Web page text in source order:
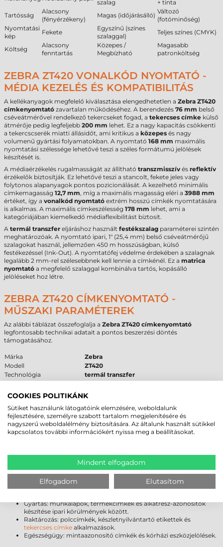
szalag
+ tinta
Tartósság
Alacsony
(fényérzékeny)
Magas (időjárásálló)
Változó
(fotóminőség)
Nyomtatási
kép
Fekete
Egyszínű (színes
szalaggal)
Teljes színes (CMYK)
Költség
Alacsony
fenntartás
Közepes /
Megbízható
Magasabb
patronköltség
ZEBRA ZT420 VONALKÓD NYOMTATÓ -
MÉDIA KEZELÉS ÉS KOMPATIBILITÁS
A kellékanyagok megfelelő kiválasztása elengedhetetlen a Zebra ZT420
címkenyomtató zavartalan működéséhez. A berendezés 76 mm belső
cséveátmérővel rendelkező tekercseket fogad, a tekercses címke külső
átmérője pedig legfeljebb 200 mm lehet. Ez a nagy kapacitás csökkenti
a tekercscserék miatti állásidőt, ami kritikus a közepes és nagy
volumenű gyártási folyamatokban. A nyomtató 168 mm maximális
nyomtatási szélessége lehetővé teszi a széles formátumú jelölések
készítését is.
A médiaérzékelés rugalmasságát az állítható transzmisszív és reflektív
érzékelők biztosítják. Ez lehetővé teszi a stancolt, fekete jeles vagy
folytonos alapanyagok pontos pozicionálását. A kezelhető minimális
címkemagasság 12,7 mm, míg a maximális magasság eléri a 3988 mm
értéket, így a vonalkód nyomtató extrém hosszú címkék nyomtatására
is alkalmas. A maximális címkeszélesség 178 mm lehet, ami a
kategóriájában kiemelkedő médiaflexibilitást biztosít.
A termál transzfer eljáráshoz használt festékszalag paraméterei szintén
meghatározóak. A nyomtató ipari, 1" (25,4 mm) belső cséveátmérőjű
szalagokat használ, jellemzően 450 m hosszúságban, külső
festékezéssel (Ink-Out). A nyomtatófej védelme érdekében a szalagnak
legalább 2 mm-rel szélesebbnek kell lennie a címkénél. Ez a matrica
nyomtató a megfelelő szalaggal kombinálva tartós, kopásálló
jelöléseket hoz létre.
ZEBRA ZT420 CÍMKENYOMTATÓ -
MŰSZAKI PARAMÉTEREK
Az alábbi táblázat összefoglalja a Zebra ZT420 címkenyomtató
legfontosabb technikai adatait a pontos beszerzési döntés
támogatásához.
Márka
Zebra
Modell
ZT420
Technológia
termál transzfer
Max. tekercsátmérő
200 mm
Interfész
USB, RS232,Ethernet,Bluetooth
Garancia
12hónap (készülék) /6hónap (fej)
NEM EZ A MEGFELELŐ VÁLASZTÁS?”
sokoldalúsága miatt számos iparágban
megállja a helyét. Elsődleges felhasználási területei:
Logisztika és szállítás: nagy mennyiségű futárcímke és
Gyártás: munkalapok, termékcímkék és alkatrész-azonosítók
készítése ipari körülmények között.
Raktározás: polccímkék, készletnyilvántartó etikettek és
tekercses címke alkalmazások.
Egészségügy: mintaazonosító címkék és kórházi eszközjelölések.
COOKIES POLITIKÁNK
Sütiket használunk látogatóink elemzésére, weboldalunk
fejlesztésére, személyre szabott tartalom megjelenítésére és
nagyszerű weboldalélmény biztosítására. Az általunk használt sütikkel
kapcsolatos további információkért nyissa meg a beállításokat.
Mindent elfogadom
Elfogadom Elutasítom